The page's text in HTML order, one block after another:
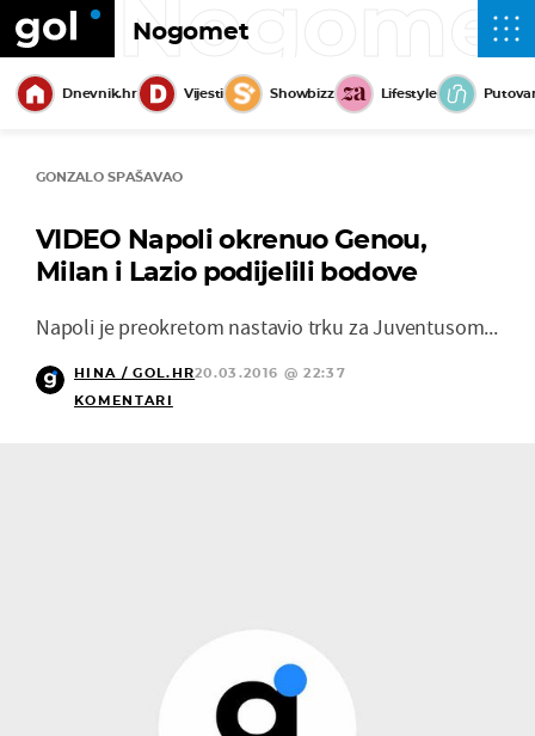
Nogomet
Dnevnik.hr Vijesti Showbizz Lifestyle
GONZALO SPAŠAVAO
VIDEO Napoli okrenuo Genou,
Milan i Lazio podijelili bodove
Napoli je preokretom nastavio trku za Juventusom...
HINA / GOL.HR20.03.2016 @ 22:37
KOMENTARI